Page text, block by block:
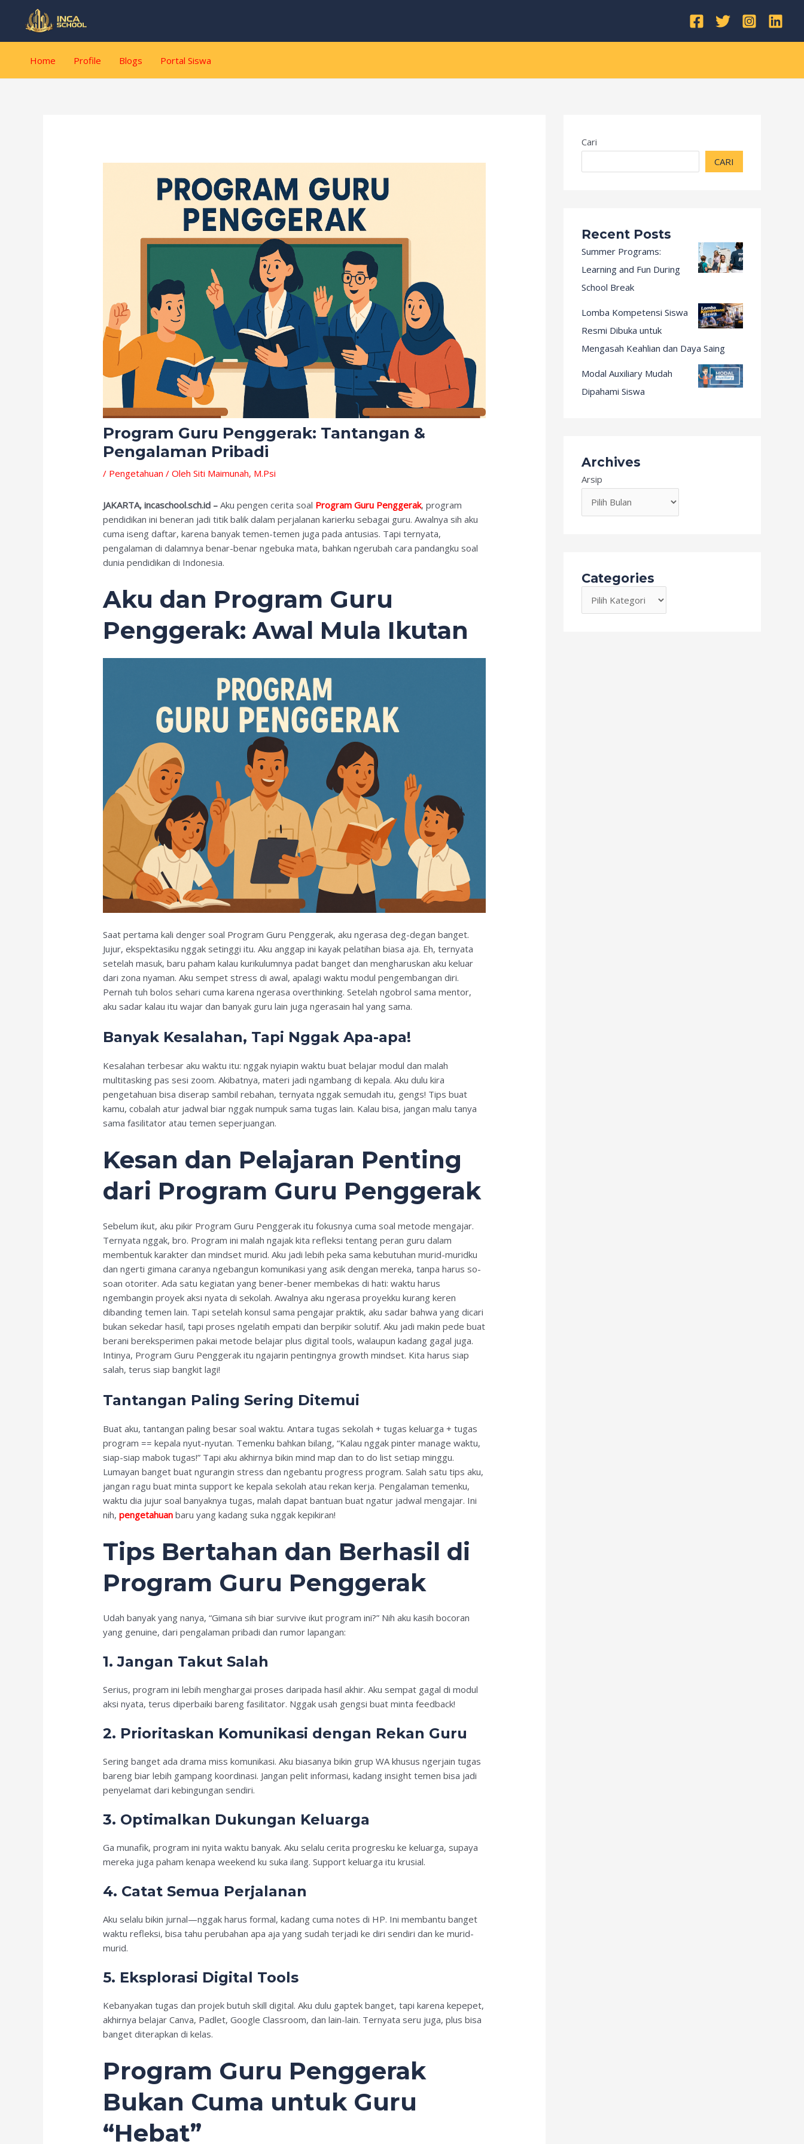
Home Profile Blogs Portal Siswa
Program Guru Penggerak: Tantangan &
Pengalaman Pribadi
/ Pengetahuan / OlehSiti Maimunah, M.Psi
JAKARTA, incaschool.sch.id – Aku pengen cerita soal Program Guru Penggerak, program
pendidikan ini beneran jadi titik balik dalam perjalanan karierku sebagai guru. Awalnya sih aku
cuma iseng daftar, karena banyak temen-temen juga pada antusias. Tapi ternyata,
pengalaman di dalamnya benar-benar ngebuka mata, bahkan ngerubah cara pandangku soal
dunia pendidikan di Indonesia.
Aku dan Program Guru
Penggerak: Awal Mula Ikutan
Saat pertama kali denger soal Program Guru Penggerak, aku ngerasa deg-degan banget.
Jujur, ekspektasiku nggak setinggi itu. Aku anggap ini kayak pelatihan biasa aja. Eh, ternyata
setelah masuk, baru paham kalau kurikulumnya padat banget dan mengharuskan aku keluar
dari zona nyaman. Aku sempet stress di awal, apalagi waktu modul pengembangan diri.
Pernah tuh bolos sehari cuma karena ngerasa overthinking. Setelah ngobrol sama mentor,
aku sadar kalau itu wajar dan banyak guru lain juga ngerasain hal yang sama.
Banyak Kesalahan, Tapi Nggak Apa-apa!
Kesalahan terbesar aku waktu itu: nggak nyiapin waktu buat belajar modul dan malah
multitasking pas sesi zoom. Akibatnya, materi jadi ngambang di kepala. Aku dulu kira
pengetahuan bisa diserap sambil rebahan, ternyata nggak semudah itu, gengs! Tips buat
kamu, cobalah atur jadwal biar nggak numpuk sama tugas lain. Kalau bisa, jangan malu tanya
sama fasilitator atau temen seperjuangan.
Kesan dan Pelajaran Penting
dari Program Guru Penggerak
Sebelum ikut, aku pikir Program Guru Penggerak itu fokusnya cuma soal metode mengajar.
Ternyata nggak, bro. Program ini malah ngajak kita refleksi tentang peran guru dalam
membentuk karakter dan mindset murid. Aku jadi lebih peka sama kebutuhan murid-muridku
dan ngerti gimana caranya ngebangun komunikasi yang asik dengan mereka, tanpa harus so-
soan otoriter. Ada satu kegiatan yang bener-bener membekas di hati: waktu harus
ngembangin proyek aksi nyata di sekolah. Awalnya aku ngerasa proyekku kurang keren
dibanding temen lain. Tapi setelah konsul sama pengajar praktik, aku sadar bahwa yang dicari
bukan sekedar hasil, tapi proses ngelatih empati dan berpikir solutif. Aku jadi makin pede buat
berani bereksperimen pakai metode belajar plus digital tools, walaupun kadang gagal juga.
Intinya, Program Guru Penggerak itu ngajarin pentingnya growth mindset. Kita harus siap
salah, terus siap bangkit lagi!
Tantangan Paling Sering Ditemui
Buat aku, tantangan paling besar soal waktu. Antara tugas sekolah + tugas keluarga + tugas
program == kepala nyut-nyutan. Temenku bahkan bilang, “Kalau nggak pinter manage waktu,
siap-siap mabok tugas!” Tapi aku akhirnya bikin mind map dan to do list setiap minggu.
Lumayan banget buat ngurangin stress dan ngebantu progress program. Salah satu tips aku,
jangan ragu buat minta support ke kepala sekolah atau rekan kerja. Pengalaman temenku,
waktu dia jujur soal banyaknya tugas, malah dapat bantuan buat ngatur jadwal mengajar. Ini
nih,pengetahuan baru yang kadang suka nggak kepikiran!
Tips Bertahan dan Berhasil di
Program Guru Penggerak
Udah banyak yang nanya, “Gimana sih biar survive ikut program ini?” Nih aku kasih bocoran
yang genuine, dari pengalaman pribadi dan rumor lapangan:
1. Jangan Takut Salah
Serius, program ini lebih menghargai proses daripada hasil akhir. Aku sempat gagal di modul
aksi nyata, terus diperbaiki bareng fasilitator. Nggak usah gengsi buat minta feedback!
2. Prioritaskan Komunikasi dengan Rekan Guru
Sering banget ada drama miss komunikasi. Aku biasanya bikin grup WA khusus ngerjain tugas
bareng biar lebih gampang koordinasi. Jangan pelit informasi, kadang insight temen bisa jadi
penyelamat dari kebingungan sendiri.
3. Optimalkan Dukungan Keluarga
Ga munafik, program ini nyita waktu banyak. Aku selalu cerita progresku ke keluarga, supaya
mereka juga paham kenapa weekend ku suka ilang. Support keluarga itu krusial.
4. Catat Semua Perjalanan
Aku selalu bikin jurnal—nggak harus formal, kadang cuma notes di HP. Ini membantu banget
waktu refleksi, bisa tahu perubahan apa aja yang sudah terjadi ke diri sendiri dan ke murid-
murid.
5. Eksplorasi Digital Tools
Kebanyakan tugas dan projek butuh skill digital. Aku dulu gaptek banget, tapi karena kepepet,
akhirnya belajar Canva, Padlet, Google Classroom, dan lain-lain. Ternyata seru juga, plus bisa
banget diterapkan di kelas.
Program Guru Penggerak
Bukan Cuma untuk Guru
“Hebat”
navigation
Cari
CARI
Recent Posts
Summer Programs:
Learning and Fun During
School Break
Lomba Kompetensi Siswa
Resmi Dibuka untuk
Mengasah Keahlian dan Daya Saing
Modal Auxiliary Mudah
Dipahami Siswa
Archives
Arsip
Categories